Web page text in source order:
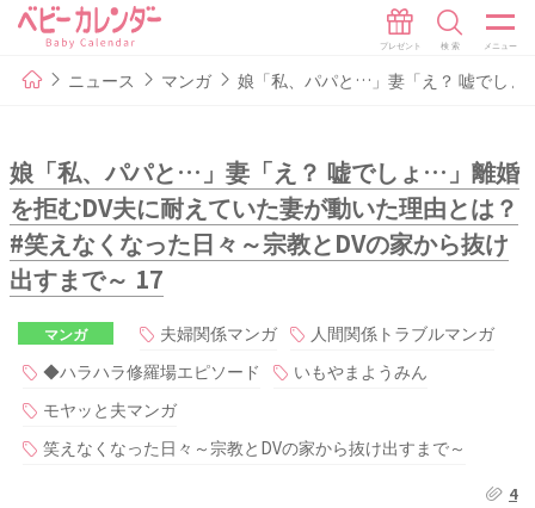
ニュース マンガ 娘「私、パパと…」妻「え？ 嘘でしょ
娘「私、パパと…」妻「え？ 嘘でしょ…」離婚
を拒むDV夫に耐えていた妻が動いた理由とは？
#笑えなくなった日々～宗教とDVの家から抜け
出すまで～ 17
マンガ 夫婦関係マンガ
人間関係トラブルマンガ
◆ハラハラ修羅場エピソード
いもやまようみん
モヤッと夫マンガ
笑えなくなった日々～宗教とDVの家から抜け出すまで～
4